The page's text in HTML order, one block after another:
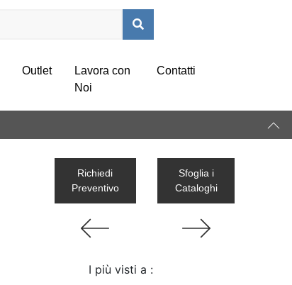
Outlet
Lavora con
Noi
Contatti
Richiedi
Preventivo
Sfoglia i
Cataloghi
I più visti a :